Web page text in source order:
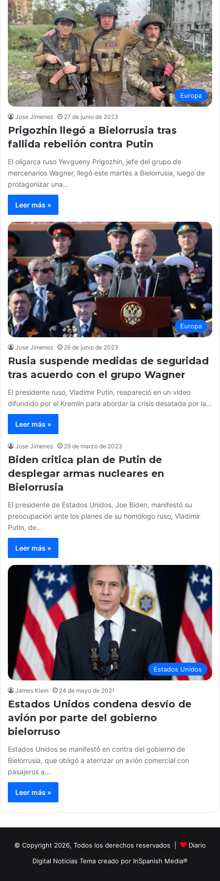
Europa
Jose Jimenez 27 de junio de 2023
Prigozhin llegó a Bielorrusia tras
fallida rebelión contra Putin
El oligarca ruso Yevgueny Prigozhin, jefe del grupo de
mercenarios Wagner, llegó este martes a Bielorrusia, luego de
protagonizar una…
Leer más »
Europa
Jose Jimenez 26 de junio de 2023
Rusia suspende medidas de seguridad
tras acuerdo con el grupo Wagner
El presidente ruso, Vladimir Putin, reapareció en un video
difundido por el Kremlin para abordar la crisis desatada por la…
Leer más »
Jose Jimenez 29 de marzo de 2023
Biden critica plan de Putin de
desplegar armas nucleares en
Bielorrusia
El presidente de Estados Unidos, Joe Biden, manifestó su
preocupación ante los planes de su homólogo ruso, Vladimir
Putin, de…
Leer más »
Estados Unidos
James Klein 24 de mayo de 2021
Estados Unidos condena desvío de
avión por parte del gobierno
bielorruso
Estados Unidos se manifestó en contra del gobierno de
Bielorrusia, que obligó a aterrizar un avión comercial con
pasajeros a…
Leer más »
© Copyright 2026, Todos los derechos reservados |
Diario
Digital Noticias Tema creado por InSpanish Media®